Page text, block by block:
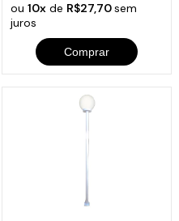
ou 10xde R$27,70sem
juros
Comprar